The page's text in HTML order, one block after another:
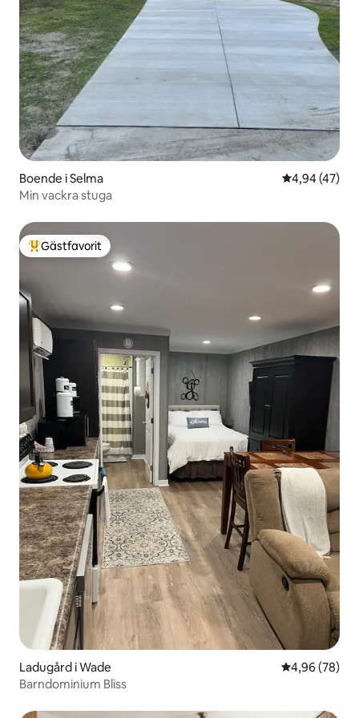
Boende i Selma 4,94 av 5 i
4,94 (47)
Min vackra stuga
Populär gästfavorit
Gästfavorit
Ladugård i Wade 4,96 av 5 i
4,96 (78)
Barndominium Bliss